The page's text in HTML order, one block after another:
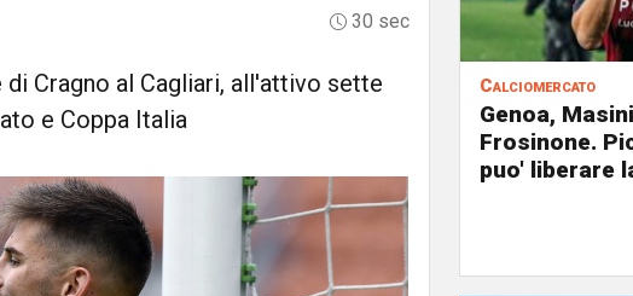
30 sec
Cragno al Cagliari, all'attivo sette
e Coppa Italia
Calciomercato
Genoa,
Frosinone.
puo' liberare